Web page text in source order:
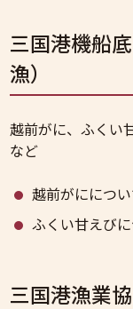
三国港機船
漁）
越前がに、ふくい
など
越前がににつ
ふくい甘えび
三国港漁業